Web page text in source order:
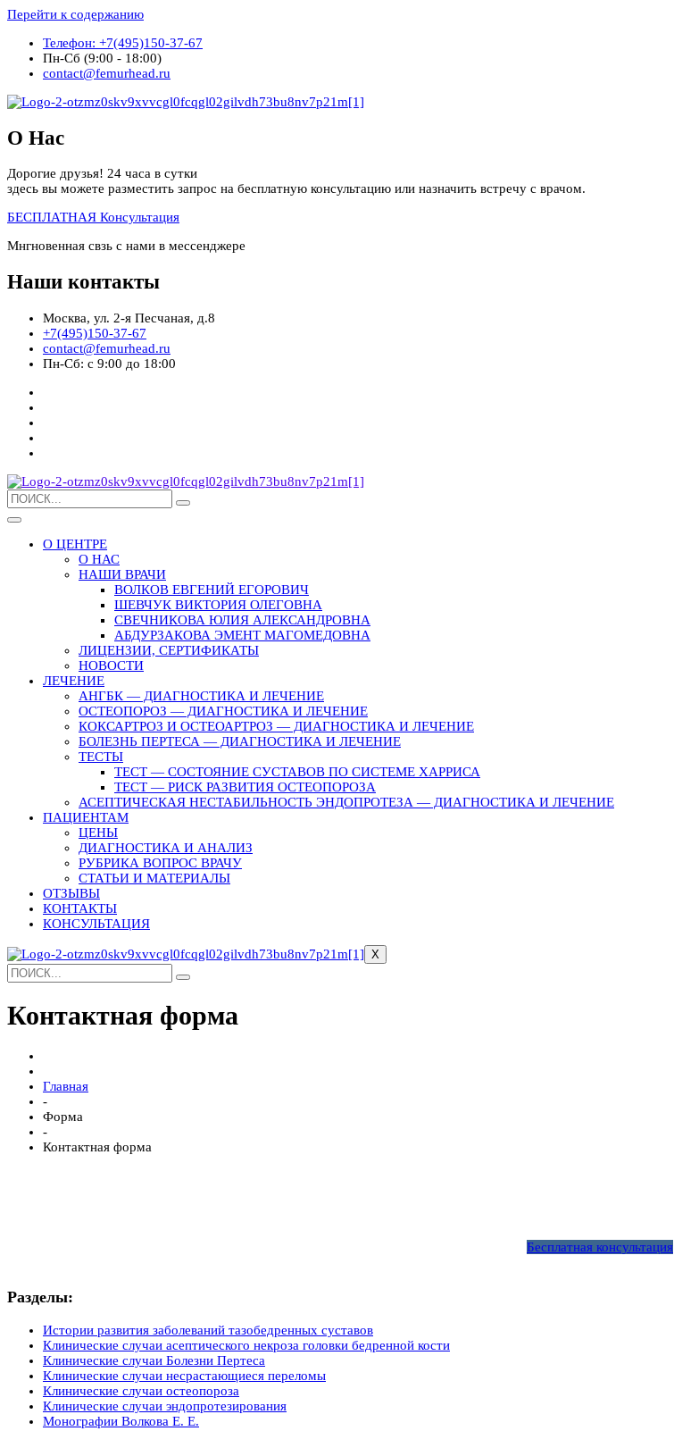
Перейти к содержанию
Телефон: +7(495)150-37-67
Пн-Сб (9:00 - 18:00)
contact@femurhead.ru
О Нас
Дорогие друзья! 24 часа в сутки
здесь вы можете разместить запрос на бесплатную консультацию или назначить встречу с врачом.
БЕСПЛАТНАЯ Консультация
Мнгновенная свзь с нами в мессенджере
Наши контакты
Москва, ул. 2-я Песчаная, д.8
+7(495)150-37-67
contact@femurhead.ru
Пн-Сб: с 9:00 до 18:00
О ЦЕНТРЕ
О НАС
НАШИ ВРАЧИ
ВОЛКОВ ЕВГЕНИЙ ЕГОРОВИЧ
ШЕВЧУК ВИКТОРИЯ ОЛЕГОВНА
СВЕЧНИКОВА ЮЛИЯ АЛЕКСАНДРОВНА
АБДУРЗАКОВА ЭМЕНТ МАГОМЕДОВНА
ЛИЦЕНЗИИ, СЕРТИФИКАТЫ
НОВОСТИ
ЛЕЧЕНИЕ
АНГБК — ДИАГНОСТИКА И ЛЕЧЕНИЕ
ОСТЕОПОРОЗ — ДИАГНОСТИКА И ЛЕЧЕНИЕ
КОКСАРТРОЗ И ОСТЕОАРТРОЗ — ДИАГНОСТИКА И ЛЕЧЕНИЕ
БОЛЕЗНЬ ПЕРТЕСА — ДИАГНОСТИКА И ЛЕЧЕНИЕ
ТЕСТЫ
ТЕСТ — СОСТОЯНИЕ СУСТАВОВ ПО СИСТЕМЕ ХАРРИСА
ТЕСТ — РИСК РАЗВИТИЯ ОСТЕОПОРОЗА
АСЕПТИЧЕСКАЯ НЕСТАБИЛЬНОСТЬ ЭНДОПРОТЕЗА — ДИАГНОСТИКА И ЛЕЧЕНИЕ
ПАЦИЕНТАМ
ЦЕНЫ
ДИАГНОСТИКА И АНАЛИЗ
РУБРИКА ВОПРОС ВРАЧУ
СТАТЬИ И МАТЕРИАЛЫ
ОТЗЫВЫ
КОНТАКТЫ
КОНСУЛЬТАЦИЯ
X
Контактная форма
Главная
-
Форма
-
Контактная форма
Бесплатная консультация
Разделы:
Истории развития заболеваний тазобедренных суставов
Клинические случаи асептического некроза головки бедренной кости
Клинические случаи Болезни Пертеса
Клинические случаи несрастающиеся переломы
Клинические случаи остеопороза
Клинические случаи эндопротезирования
Монографии Волкова Е. Е.